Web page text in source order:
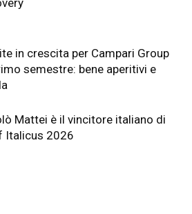
in crescita per Campari Group
semestre: bene aperitivi e
Mattei è il vincitore italiano di
Italicus 2026